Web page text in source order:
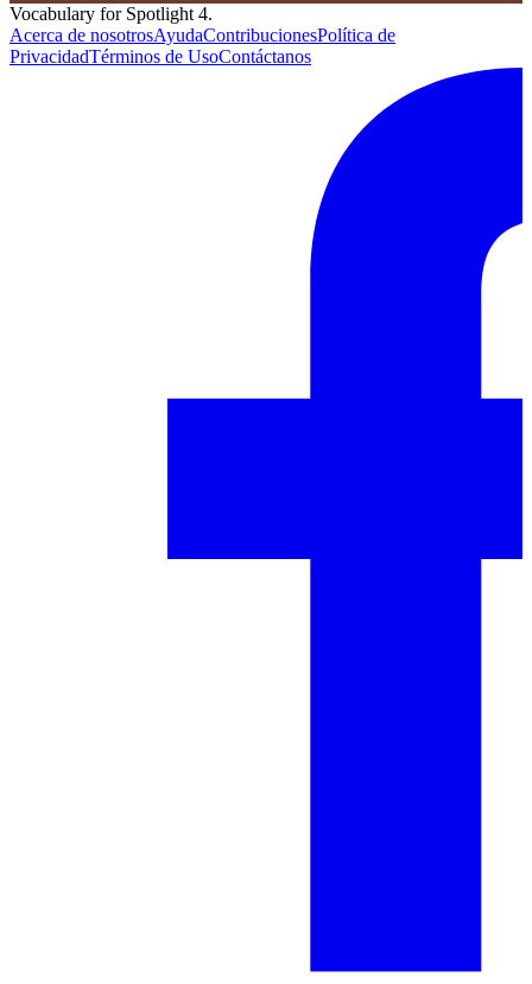
Vocabulary for Spotlight 4.
Acerca de nosotrosAyudaContribucionesPolítica de
PrivacidadTérminos de UsoContáctanos